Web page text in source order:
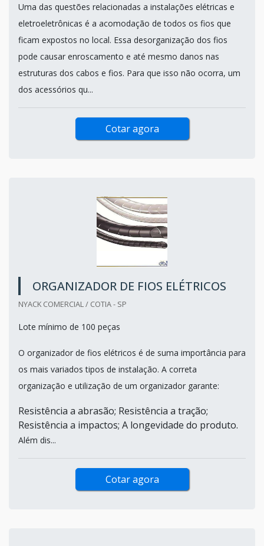
Uma das questões relacionadas a instalações elétricas e
eletroeletrônicas é a acomodação de todos os fios que
ficam expostos no local. Essa desorganização dos fios
pode causar enroscamento e até mesmo danos nas
estruturas dos cabos e fios. Para que isso não ocorra, um
dos acessórios qu...
Cotar agora
ORGANIZADOR DE FIOS ELÉTRICOS
NYACK COMERCIAL / COTIA - SP
Lote mínimo de 100 peças
O organizador de fios elétricos é de suma importância para
os mais variados tipos de instalação. A correta
organização e utilização de um organizador garante:
Resistência a abrasão; Resistência a tração;
Resistência a impactos; A longevidade do produto.
Além dis...
Cotar agora